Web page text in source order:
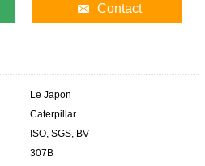
Contact
Le Japon
Caterpillar
ISO, SGS, BV
307B